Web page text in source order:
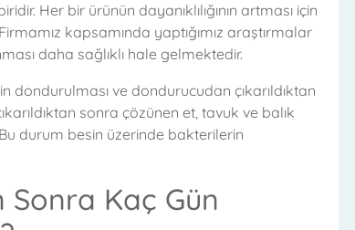
Her bir ürünün dayanıklılığının artması için
kapsamında yaptığımız araştırmalar
daha sağlıklı hale gelmektedir.
dondurulması ve dondurucudan çıkarıldıktan
sonra çözünen et, tavuk ve balık
durum besin üzerinde bakterilerin
Sonra Kaç Gün